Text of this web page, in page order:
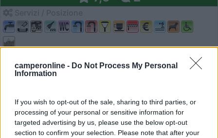
camperonline - Do Not Process My Personal
Information
If you wish to opt-out of the sale, sharing to third parties, or
processing of your personal or sensitive information for
targeted advertising by us, please use the below opt-out
section to confirm your selection. Please note that after your
Via Campeggio, 10